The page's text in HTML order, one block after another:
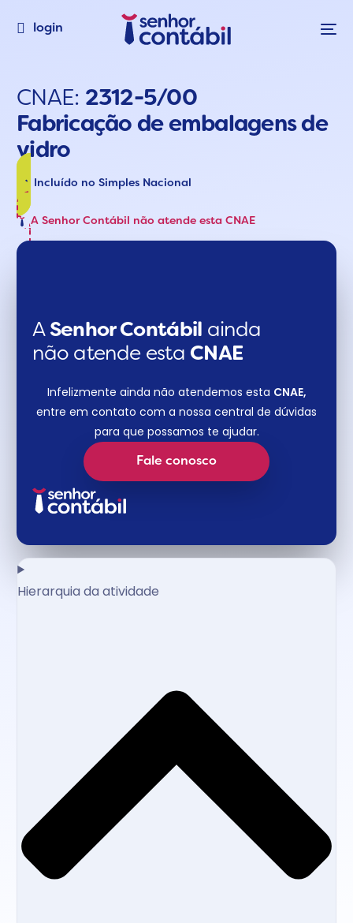
login
CNAE: 2312-5/00
Fabricação de embalagens de
vidro
Incluído no Simples Nacional
A Senhor Contábil não atende esta CNAE
A Senhor Contábil ainda
não atende esta CNAE​
Infelizmente ainda não atendemos esta CNAE,
entre em contato com a nossa central de dúvidas
para que possamos te ajudar.
Fale conosco
Hierarquia da atividade